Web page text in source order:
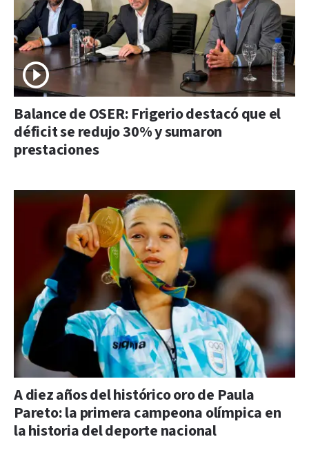
Balance de OSER: Frigerio destacó que el
déficit se redujo 30% y sumaron
prestaciones
A diez años del histórico oro de Paula
Pareto: la primera campeona olímpica en
la historia del deporte nacional